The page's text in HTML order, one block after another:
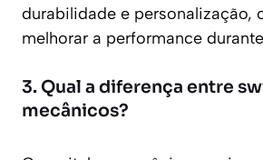
durabilidade e personalização,
melhorar a performance
3. Qual a diferença entre
mecânicos?